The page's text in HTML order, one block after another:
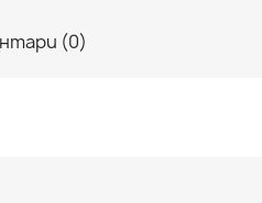
(0)